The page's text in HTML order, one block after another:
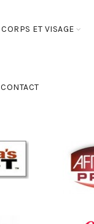
CORPS ET VISAGE
CONTACT